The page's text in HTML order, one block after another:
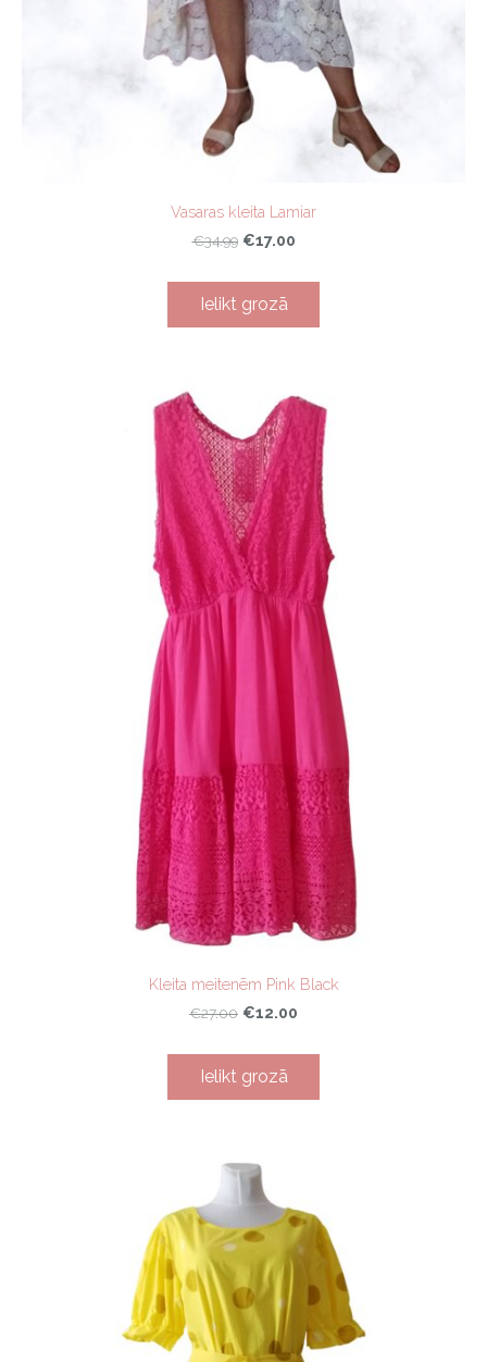
Vasaras kleita Lamiar
€34.99 €17.00
Ielikt grozā
Kleita meitenēm Pink Black
€27.00 €12.00
Ielikt grozā